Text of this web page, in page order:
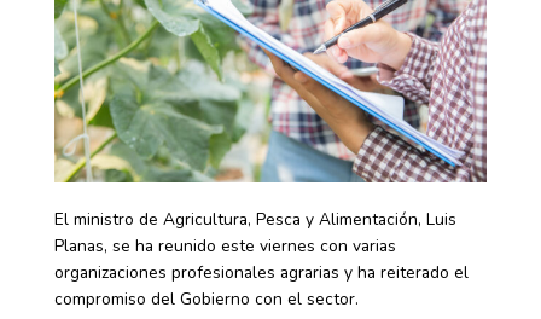
El ministro de Agricultura, Pesca y Alimentación, Luis
Planas, se ha reunido este viernes con varias
organizaciones profesionales agrarias y ha reiterado el
compromiso del Gobierno con el sector.